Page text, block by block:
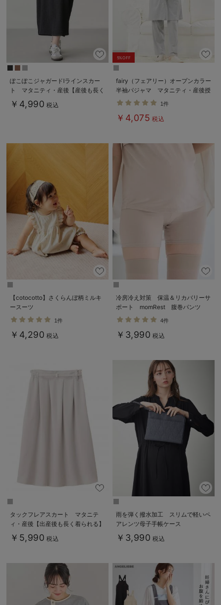
ぽこぽこジャガードIラインスカー
ト マタニティ・産後【産後も長く
着られる】
￥4,990 税込
5%OFF
fairy（フェアリー）オープンカラー
半袖パジャマ マタニティ・産後授
乳パジャマ【出産後も長く使える】
1件
￥4,075 税込
【cotocotto】さくらんぼ柄ミルキ
ースーツ
1件
￥4,290 税込
冷房冷え対策 保温＆リカバリーサ
ポート momRest 腹巻パンツ
efe×ANGELIEBEコラボ 光電子
4件
￥3,990 税込
タックフレアスカート マタニテ
ィ・産後【出産後も長く着られる】
￥5,990 税込
雨を弾く撥水加工 スリムで軽いペ
アレンツ母子手帳ケース
￥3,990 税込